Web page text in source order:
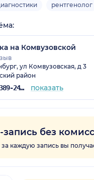
рентгенолог
на Комвузовской
ул Комвузовская, д 3
район
+7 (343) 389-24-54 показать
без
за каждую запись вы